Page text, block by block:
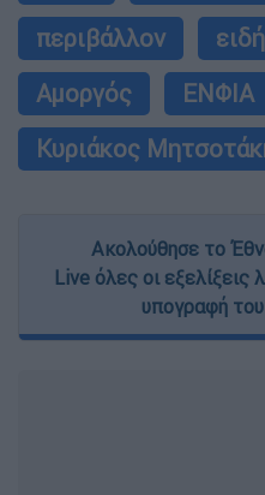
περιβάλλον
Αμοργός
ΕΝΦΙΑ
Κυριάκος
Ακολούθησε το
Live όλες οι
υπογραφή